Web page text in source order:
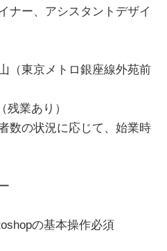
ナー、アシスタントデザイ
（東京メトロ銀座線外苑前
業あり）
数の状況に応じて、始業時
の基本操作必須